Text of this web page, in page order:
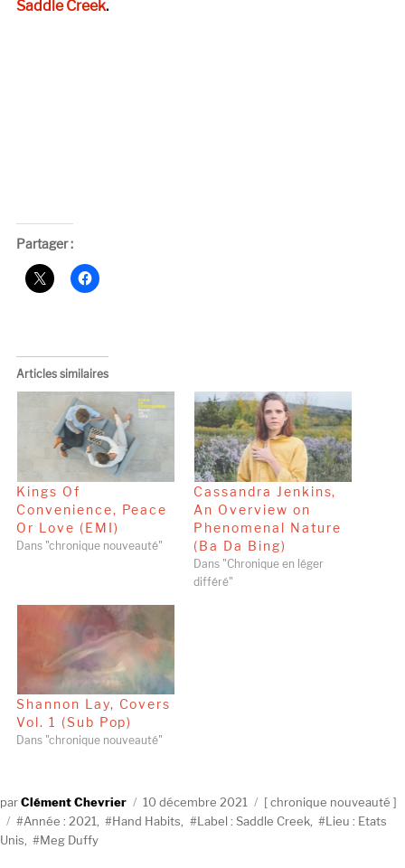
Saddle Creek.
Partager :
Articles similaires
Kings Of
Convenience, Peace
Or Love (EMI)
Dans "chronique nouveauté"
Cassandra Jenkins,
An Overview on
Phenomenal Nature
(Ba Da Bing)
Dans "Chronique en léger
différé"
Shannon Lay, Covers
Vol. 1 (Sub Pop)
Dans "chronique nouveauté"
AuteurClément Chevrier
Publié
le
10 décembre 2021 Catégories
chronique nouveauté
Étiquettes
Année : 2021 Hand Habits Label : Saddle Creek,
Lieu : Etats
Unis
Meg Duffy